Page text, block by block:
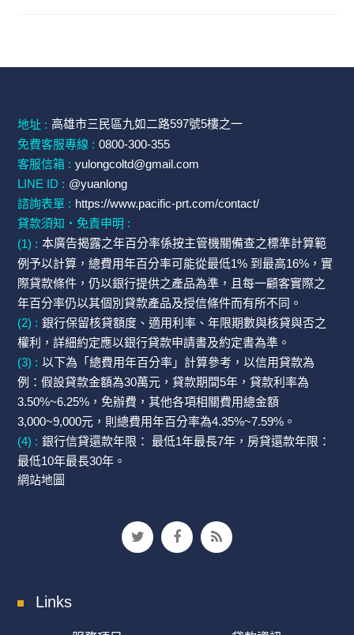
地址 : 高雄市三民區九如二路597號5樓之一
免費客服專線 : 0800-300-355
客服信箱 : yulongcoltd@gmail.com
LINE ID : @yuanlong
諮詢表單 : https://www.pacific-prt.com/contact/
貸款須知・免責申明 :
(1) : 本廣告揭露之年百分率係按主管機關備查之標準計算範
例予以計算，總費用年百分率可能從最低1% 到最高16%，實
際貸款條件，仍以銀行提供之產品為準，且每一顧客實際之
年百分率仍以其個別貸款產品及授信條件而有所不同。
(2) : 銀行保留核貸額度、適用利率、年限期數與核貸與否之
權利，詳細約定應以銀行貸款申請書及約定書為準。
(3) : 以下為「總費用年百分率」計算參考，以信用貸款為
例：假設貸款金額為30萬元，貸款期間5年，貸款利率為
3.50%~6.25%，免辦費，其他各項相關費用總金額
3,000~9,000元，則總費用年百分率為4.35%~7.59%。
(4) : 銀行信貸還款年限： 最低1年最長7年，房貸還款年限：
最低10年最長30年。
網站地圖
Links